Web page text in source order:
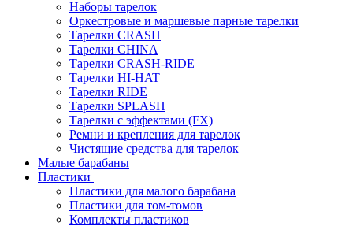
Наборы тарелок
Оркестровые и маршевые парные тарелки
Тарелки CRASH
Тарелки CHINA
Тарелки CRASH-RIDE
Тарелки HI-HAT
Тарелки RIDE
Тарелки SPLASH
Тарелки с эффектами (FX)
Ремни и крепления для тарелок
Чистящие средства для тарелок
Малые барабаны
Пластики
Пластики для малого барабана
Пластики для том-томов
Комплекты пластиков